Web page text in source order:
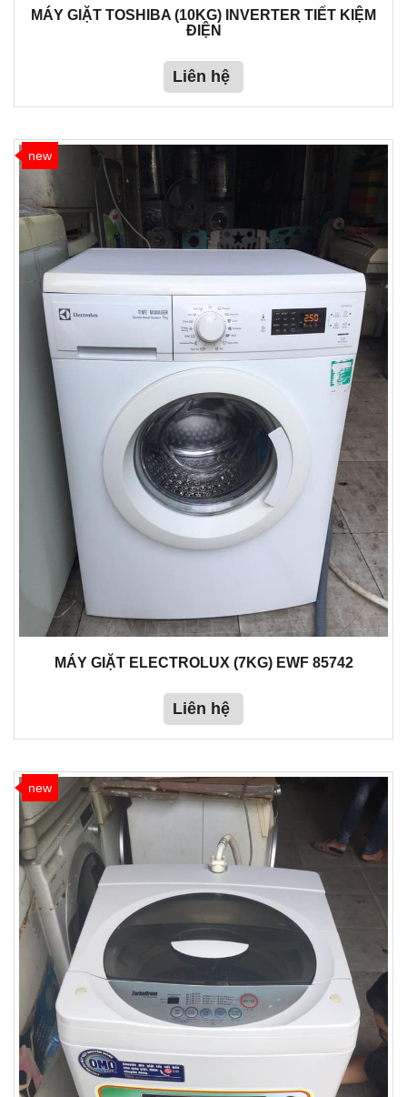
MÁY GIẶT TOSHIBA (10KG) INVERTER TIẾT KIỆM
ĐIỆN
Liên hệ
new
MÁY GIẶT ELECTROLUX (7KG) EWF 85742
Liên hệ
new